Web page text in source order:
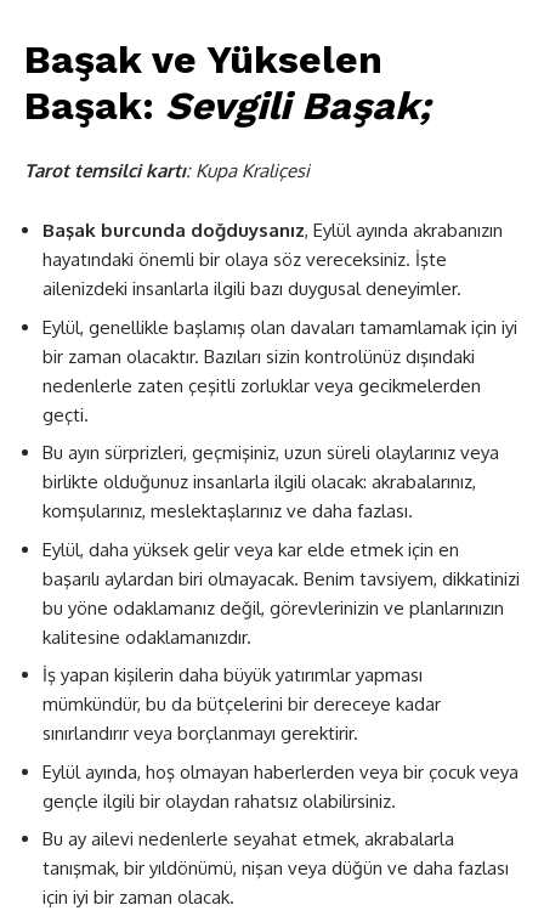
Başak ve Yükselen
Başak: Sevgili Başak;
Tarot temsilci kartı: Kupa Kraliçesi
Başak burcunda doğduysanız, Eylül ayında akrabanızın
hayatındaki önemli bir olaya söz vereceksiniz. İşte
ailenizdeki insanlarla ilgili bazı duygusal deneyimler.
Eylül, genellikle başlamış olan davaları tamamlamak için iyi
bir zaman olacaktır. Bazıları sizin kontrolünüz dışındaki
nedenlerle zaten çeşitli zorluklar veya gecikmelerden
geçti.
Bu ayın sürprizleri, geçmişiniz, uzun süreli olaylarınız veya
birlikte olduğunuz insanlarla ilgili olacak: akrabalarınız,
komşularınız, meslektaşlarınız ve daha fazlası.
Eylül, daha yüksek gelir veya kar elde etmek için en
başarılı aylardan biri olmayacak. Benim tavsiyem, dikkatinizi
bu yöne odaklamanız değil, görevlerinizin ve planlarınızın
kalitesine odaklamanızdır.
İş yapan kişilerin daha büyük yatırımlar yapması
mümkündür, bu da bütçelerini bir dereceye kadar
sınırlandırır veya borçlanmayı gerektirir.
Eylül ayında, hoş olmayan haberlerden veya bir çocuk veya
gençle ilgili bir olaydan rahatsız olabilirsiniz.
Bu ay ailevi nedenlerle seyahat etmek, akrabalarla
tanışmak, bir yıldönümü, nişan veya düğün ve daha fazlası
için iyi bir zaman olacak.